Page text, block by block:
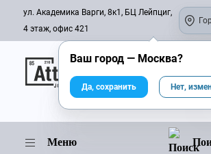
ул. Академика Варги, 8к1, БЦ Лейпциг,
4 этаж, офис 421
Онлайн-журнал
Меню
Ваш город — Москва?
Да, сохранить Нет,